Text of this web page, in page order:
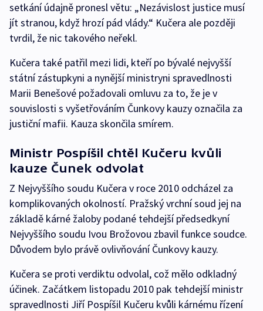
setkání údajně pronesl větu: „Nezávislost justice musí
jít stranou, když hrozí pád vlády.“ Kučera ale později
tvrdil, že nic takového neřekl.
Kučera také patřil mezi lidi, kteří po bývalé nejvyšší
státní zástupkyni a nynější ministryni spravedlnosti
Marii Benešové požadovali omluvu za to, že je v
souvislosti s vyšetřováním Čunkovy kauzy označila za
justiční mafii. Kauza skončila smírem.
Ministr Pospíšil chtěl Kučeru kvůli
kauze Čunek odvolat
Z Nejvyššího soudu Kučera v roce 2010 odcházel za
komplikovaných okolností. Pražský vrchní soud jej na
základě kárné žaloby podané tehdejší předsedkyní
Nejvyššího soudu Ivou Brožovou zbavil funkce soudce.
Důvodem bylo právě ovlivňování Čunkovy kauzy.
Kučera se proti verdiktu odvolal, což mělo odkladný
účinek. Začátkem listopadu 2010 pak tehdejší ministr
spravedlnosti Jiří Pospíšil Kučeru kvůli kárnému řízení